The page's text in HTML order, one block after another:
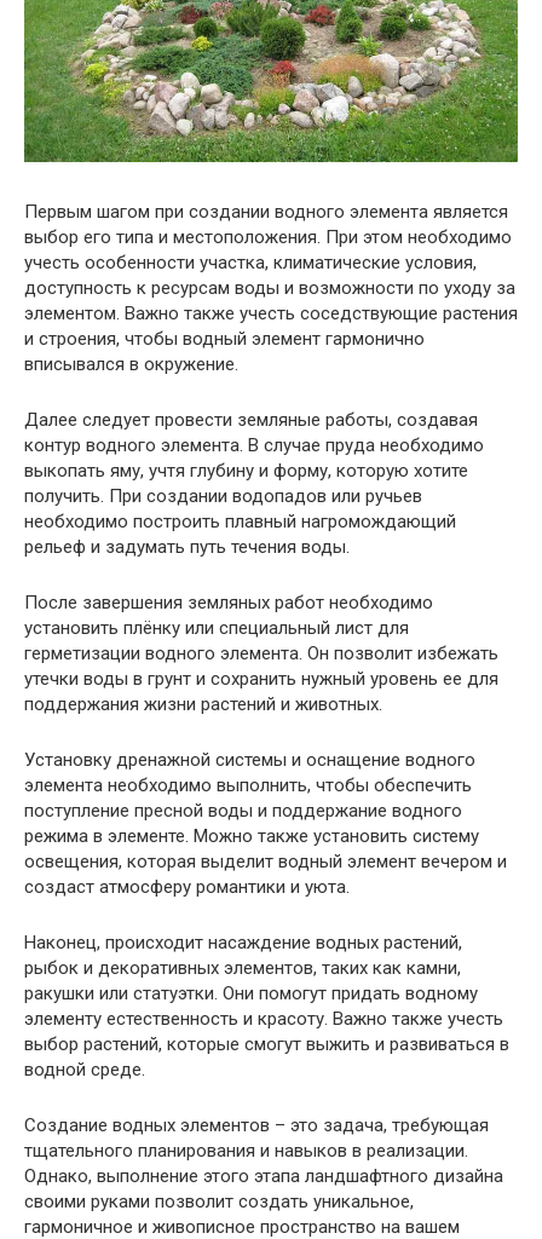
Первым шагом при создании водного элемента является
выбор его типа и местоположения. При этом необходимо
учесть особенности участка, климатические условия,
доступность к ресурсам воды и возможности по уходу за
элементом. Важно также учесть соседствующие растения
и строения, чтобы водный элемент гармонично
вписывался в окружение.
Далее следует провести земляные работы, создавая
контур водного элемента. В случае пруда необходимо
выкопать яму, учтя глубину и форму, которую хотите
получить. При создании водопадов или ручьев
необходимо построить плавный нагромождающий
рельеф и задумать путь течения воды.
После завершения земляных работ необходимо
установить плёнку или специальный лист для
герметизации водного элемента. Он позволит избежать
утечки воды в грунт и сохранить нужный уровень ее для
поддержания жизни растений и животных.
Установку дренажной системы и оснащение водного
элемента необходимо выполнить, чтобы обеспечить
поступление пресной воды и поддержание водного
режима в элементе. Можно также установить систему
освещения, которая выделит водный элемент вечером и
создаст атмосферу романтики и уюта.
Наконец, происходит насаждение водных растений,
рыбок и декоративных элементов, таких как камни,
ракушки или статуэтки. Они помогут придать водному
элементу естественность и красоту. Важно также учесть
выбор растений, которые смогут выжить и развиваться в
водной среде.
Создание водных элементов – это задача, требующая
тщательного планирования и навыков в реализации.
Однако, выполнение этого этапа ландшафтного дизайна
своими руками позволит создать уникальное,
гармоничное и живописное пространство на вашем